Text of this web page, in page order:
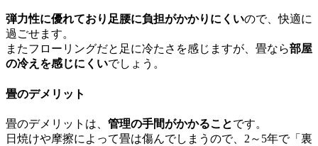
弾力性に優れており足腰に負担がかかりにくいので、快適に
過ごせます。
またフローリングだと足に冷たさを感じますが、畳なら部屋
の冷えを感じにくいでしょう。
畳のデメリット
畳のデメリットは、 管理の手間がかかることです。
日焼けや摩擦によって畳は傷んでしまうので、2～5年で「裏